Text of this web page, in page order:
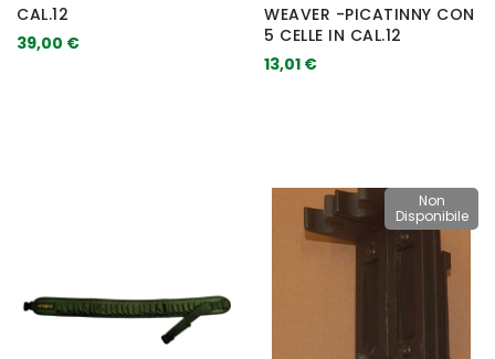
CAL.12
39,00 €
WEAVER -PICATINNY CON
5 CELLE IN CAL.12
13,01 €
Non
Disponibile